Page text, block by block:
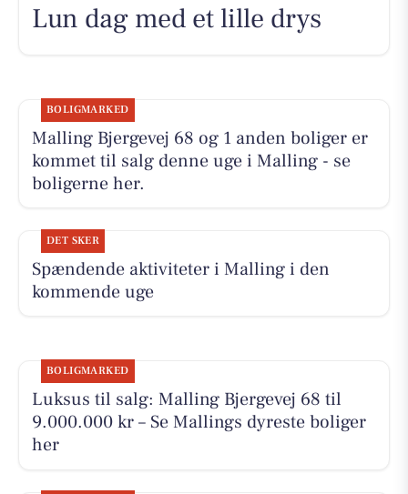
Lun dag med et lille drys
BOLIGMARKED
Malling Bjergevej 68 og 1 anden boliger er
kommet til salg denne uge i Malling - se
boligerne her.
DET SKER
Spændende aktiviteter i Malling i den
kommende uge
BOLIGMARKED
Luksus til salg: Malling Bjergevej 68 til
9.000.000 kr – Se Mallings dyreste boliger
her